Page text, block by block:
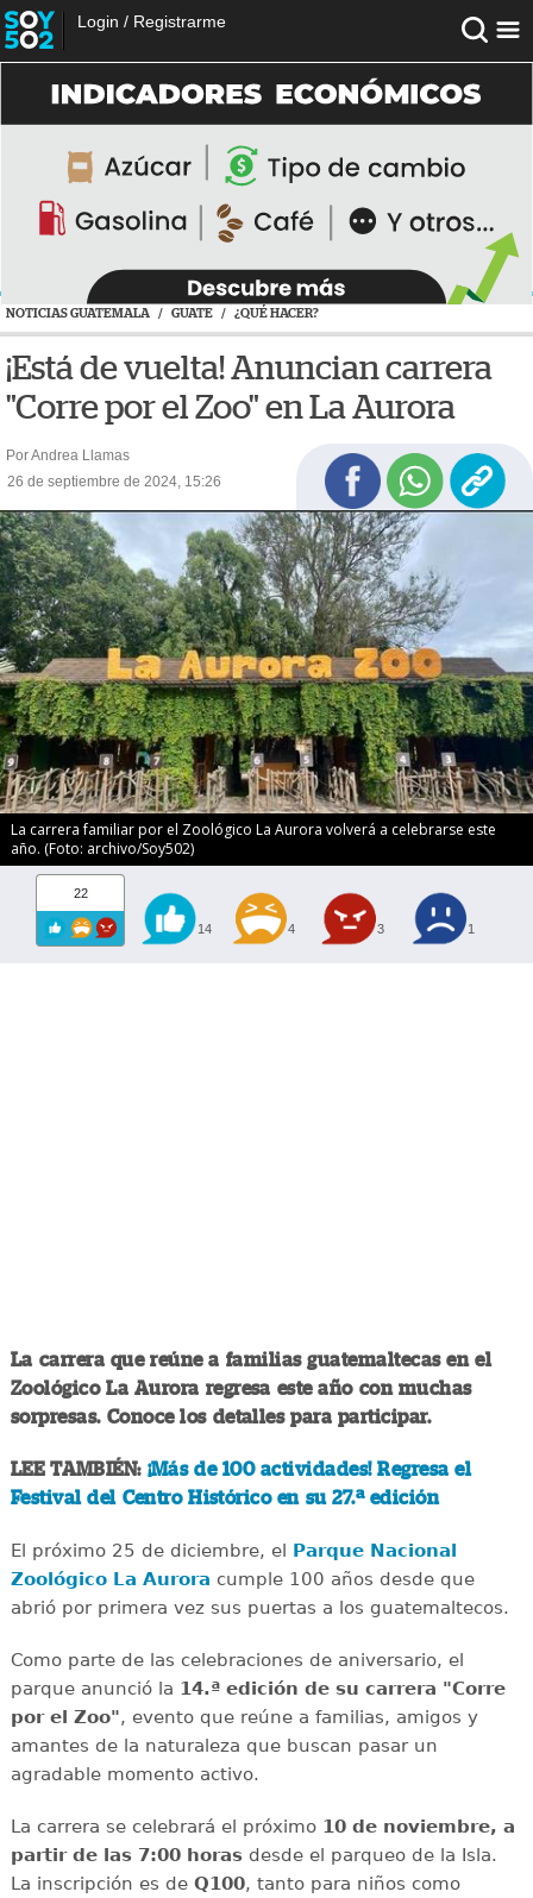
Login / Registrarme
NOTICIAS GUATEMALA / GUATE / ¿QUÉ HACER?
¡Está de vuelta! Anuncian carrera
"Corre por el Zoo" en La Aurora
Por Andrea Llamas
26 de septiembre de 2024, 15:26
La carrera familiar por el Zoológico La Aurora volverá a celebrarse este
año. (Foto: archivo/Soy502)
22
14 4 3 1
La carrera que reúne a familias guatemaltecas en el
Zoológico La Aurora regresa este año con muchas
sorpresas. Conoce los detalles para participar.
LEE TAMBIÉN: ¡Más de 100 actividades! Regresa el
Festival del Centro Histórico en su 27.ª edición
El próximo 25 de diciembre, el Parque Nacional
Zoológico La Aurora cumple 100 años desde que
abrió por primera vez sus puertas a los guatemaltecos.
Como parte de las celebraciones de aniversario, el
parque anunció la 14.ª edición de su carrera "Corre
por el Zoo", evento que reúne a familias, amigos y
amantes de la naturaleza que buscan pasar un
agradable momento activo.
La carrera se celebrará el próximo 10 de noviembre, a
partir de las 7:00 horasdesde el parqueo de la Isla.
La inscripción es deQ100, tanto para niños como